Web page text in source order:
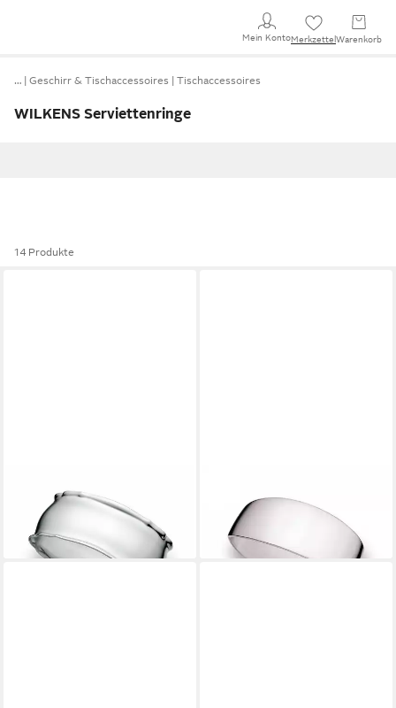
Mein KontoMerkzettel Warenkorb
… Geschirr & Tischaccessoires Tischaccessoires
WILKENS Serviettenringe
14 Produkte
Serviettenring, Silber
249,00 €
lieferbar - in 2-3 Werktagen bei dir
Serviettenring
69,00 €
lieferbar - in 2-3 Werktagen bei dir